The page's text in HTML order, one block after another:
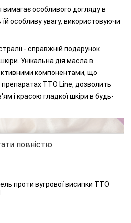
особливого догляду в
їй особливу увагу, використовуючи
- справжній подарунок
Унікальна дія масла в
компонентами, що
TTO Line, дозволить
і красою гладкої шкіри в будь-
повністю
проти вугрової висипки TTO